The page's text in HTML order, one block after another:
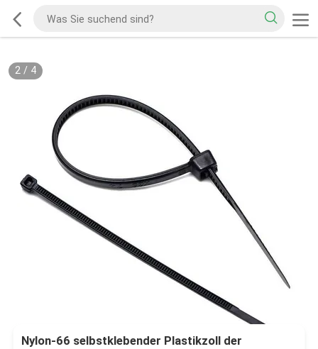
2/ 4
Nylon-66 selbstklebender Plastikzoll der